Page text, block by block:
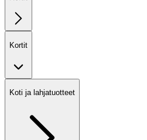
Kortit
Koti ja lahjatuotteet